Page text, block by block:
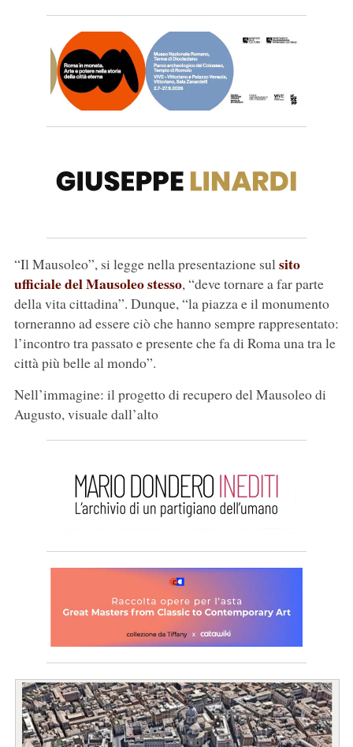
“Il Mausoleo”, si legge nella presentazione sulsito
ufficiale del Mausoleo stesso, “deve tornare a far parte
della vita cittadina”. Dunque, “la piazza e il monumento
torneranno ad essere ciò che hanno sempre rappresentato:
l’incontro tra passato e presente che fa di Roma una tra le
città più belle al mondo”.
Nell’immagine: il progetto di recupero del Mausoleo di
Augusto, visuale dall’alto